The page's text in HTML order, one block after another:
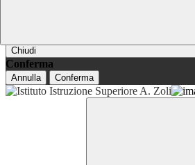
Chiudi
Conferma
Annulla Conferma